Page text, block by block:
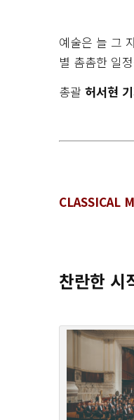
예술은 늘 그
별 촘촘한 일
총괄 허서현
CLASSICAL
찬란한 시